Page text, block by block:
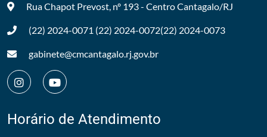
Rua Chapot Prevost, nº 193 - CentroCantagalo/RJ
(22) 2024-0071 (22) 2024-0072(22) 2024-0073
gabinete@cmcantagalo.rj.gov.br
Horário de Atendimento